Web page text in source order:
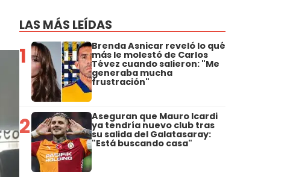
LAS MÁS LEÍDAS
1 Brenda Asnicar reveló lo qué
más le molestó de Carlos
Tévez cuando salieron: "Me
generaba mucha
frustración"
2 Aseguran que Mauro Icardi
ya tendría nuevo club tras
su salida del Galatasaray:
"Está buscando casa"